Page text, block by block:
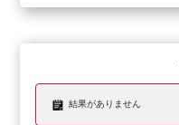
結果がありません